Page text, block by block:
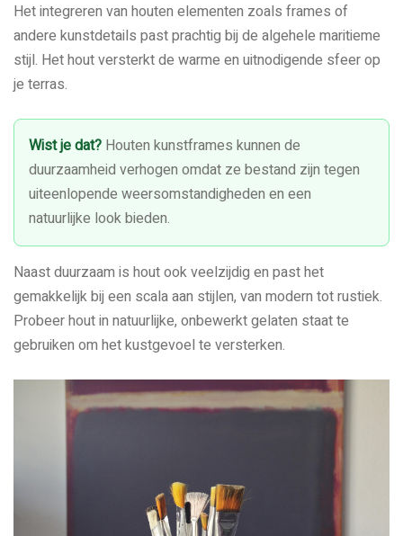
Het integreren van houten elementen zoals frames of
andere kunstdetails past prachtig bij de algehele maritieme
stijl. Het hout versterkt de warme en uitnodigende sfeer op
je terras.
Wist je dat? Houten kunstframes kunnen de
duurzaamheid verhogen omdat ze bestand zijn tegen
uiteenlopende weersomstandigheden en een
natuurlijke look bieden.
Naast duurzaam is hout ook veelzijdig en past het
gemakkelijk bij een scala aan stijlen, van modern tot rustiek.
Probeer hout in natuurlijke, onbewerkt gelaten staat te
gebruiken om het kustgevoel te versterken.